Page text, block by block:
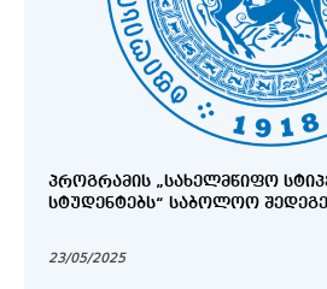
ᲞᲠᲝᲒᲠᲐᲛᲘᲡ „ᲡᲐᲮᲔᲚᲛᲬᲘᲤᲝ
ᲡᲢᲣᲓᲔᲜᲢᲔᲑᲡ“ ᲡᲐᲑᲝᲚᲝᲝ
23/05/2025